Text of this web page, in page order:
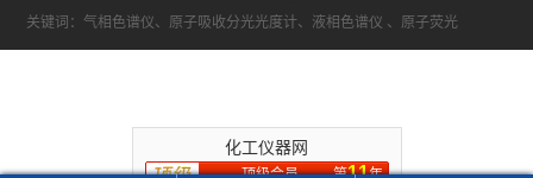
关键词：气相色谱仪、原子吸收分光光度计、液相色谱仪 、原子荧光
化工仪器网
顶级会员 第11年